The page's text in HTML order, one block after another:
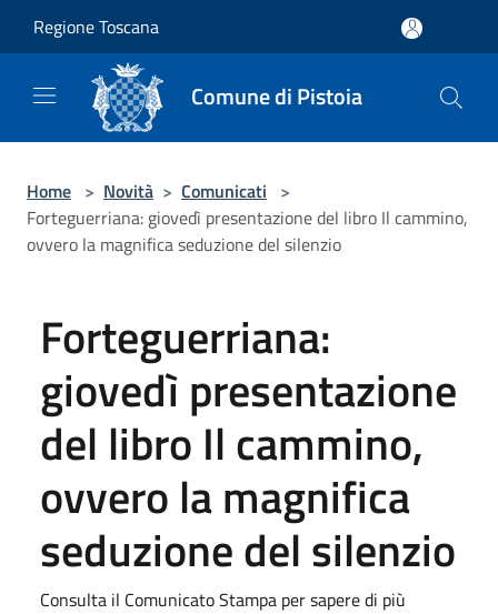
Regione Toscana
Comune di Pistoia
Home > Novità > Comunicati >
Forteguerriana: giovedì presentazione del libro Il cammino,
ovvero la magnifica seduzione del silenzio
Forteguerriana:
giovedì presentazione
del libro Il cammino,
ovvero la magnifica
seduzione del silenzio
Consulta il Comunicato Stampa per sapere di più